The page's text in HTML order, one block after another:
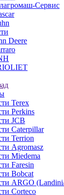
Сервис
Deere
Terex
Perkins
JCB
Caterpillar
Terrion
Agromasz
Miedema
Faresin
Bobcat
ARGO
Corteco